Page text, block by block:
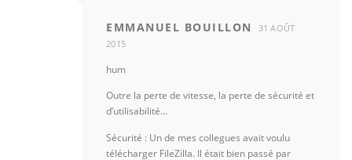
EMMANUEL BOUILLON
31 AOÛT
2015
hum
Outre la perte de vitesse, la perte de sécurité et
d’utilisabilité…
Sécurité : Un de mes collegues avait voulu
télécharger FileZilla. Il était bien passé par